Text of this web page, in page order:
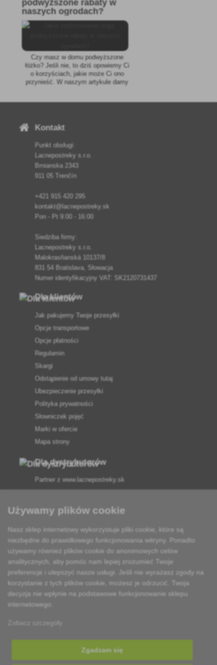
podwyższone rabaty w
naszych ogrodach?
Czy masz w domu podwyższone
łóżko? Jeśli nie, to dziś opowiemy Ci
o korzyściach, jakie może Ci ono
przynieść. W naszym artykule damy
Kontakt
Punkt obsługi:
Lacnepostreky s.r.o.
Brnianska 2343
911 05 Trenčín
+421 915 420 295
kontakt@lacnepostreky.sk
Pon - Pt 9:00 - 16:00
Siedziba firmy:
Lacnepostreky s.r.o.
Malokrasňanská 10137/8
831 54 Bratislava, Słowacja
Numer identyfikacyjny VAT: SK2120731437
Dla klientów
Jak pakujemy Twoje przesyłki
Opcje transportowe
Opcje płatności
Regulamin
Skargi
Odstąpienie od umowy tutaj
Ubezpieczenie przesyłki
Polityka prywatności
Słowniczek pojęć
Marki w ofercie
Mapa strony
Dla dystrybutorów
Partner z www.lacnepostreky.sk
Zawsze służymy fachową poradą
Reklamacje są rozpatrywane w ciągu 24 godzin
Używamy plików cookie
Nasz sklep internetowy wykorzystuje pliki cookie, które są
niezbędne do prawidłowego funkcjonowania witryny. Ponadto
używamy również plików cookie do anonimowych celów
analitycznych, aby pomóc nam lepiej zrozumieć Twoje
preferencje i ulepszyć nasze usługi. Jeśli nie wyrażasz zgody na
korzystanie z tych plików cookie, możesz je odrzucić. Twoja
decyzja nie wpłynie na podstawowe funkcjonowanie sklepu
internetowego.
Zobacz szczegóły
Zgadzam się